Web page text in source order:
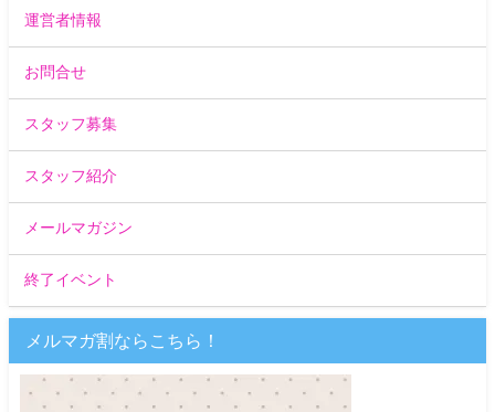
運営者情報
お問合せ
スタッフ募集
スタッフ紹介
メールマガジン
終了イベント
メルマガ割ならこちら！